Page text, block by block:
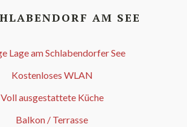
AM SEE
Lage am Schlabendorfer See
Kostenloses WLAN
Voll ausgestattete Küche
Balkon / Terrasse